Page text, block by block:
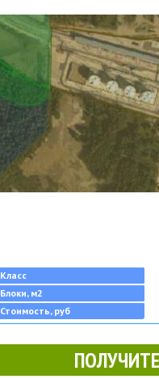
Класс
Блоки, м2
Стоимость, руб